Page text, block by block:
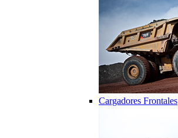
Cargadores Frontales